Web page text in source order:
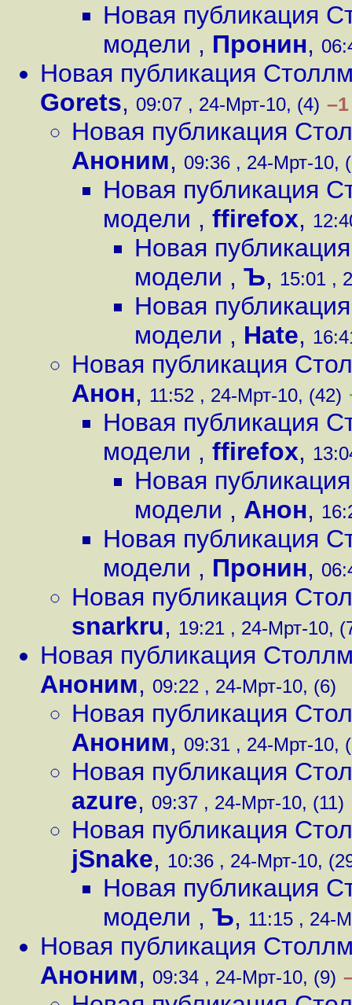
Новая публикация
модели , Пронин,
Новая публикация
Gorets, 09:07 , 24-Мрт-10, (4) –1
Новая публикация
Аноним, 09:36 , 24-Мрт-10,
Новая публикация
модели , ffirefox,
Новая
модели , Ъ, 15:01 ,
Новая
модели , Hate,
Новая публикация
Анон, 11:52 , 24-Мрт-10, (42)
Новая публикация
модели , ffirefox,
Новая
модели , Анон,
Новая публикация
модели , Пронин,
Новая публикация
snarkru, 19:21 , 24-Мрт-10,
Новая публикация
Аноним, 09:22 , 24-Мрт-10, (6)
Новая публикация
Аноним, 09:31 , 24-Мрт-10,
Новая публикация
azure, 09:37 , 24-Мрт-10, (11)
Новая публикация
jSnake, 10:36 , 24-Мрт-10,
Новая публикация
модели , Ъ, 11:15 , 24-
Новая публикация
Аноним, 09:34 , 24-Мрт-10, (9)